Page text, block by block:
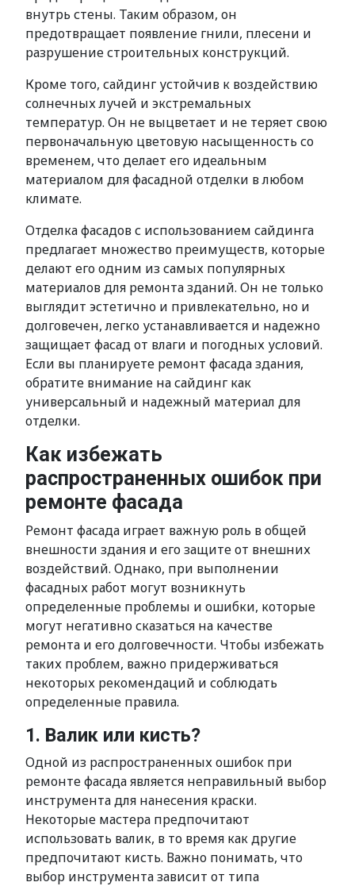
внутрь стены. Таким образом, он
предотвращает появление гнили, плесени и
разрушение строительных конструкций.
Кроме того, сайдинг устойчив к воздействию
солнечных лучей и экстремальных
температур. Он не выцветает и не теряет свою
первоначальную цветовую насыщенность со
временем, что делает его идеальным
материалом для фасадной отделки в любом
климате.
Отделка фасадов с использованием сайдинга
предлагает множество преимуществ, которые
делают его одним из самых популярных
материалов для ремонта зданий. Он не только
выглядит эстетично и привлекательно, но и
долговечен, легко устанавливается и надежно
защищает фасад от влаги и погодных условий.
Если вы планируете ремонт фасада здания,
обратите внимание на сайдинг как
универсальный и надежный материал для
отделки.
Как избежать
распространенных ошибок при
ремонте фасада
Ремонт фасада играет важную роль в общей
внешности здания и его защите от внешних
воздействий. Однако, при выполнении
фасадных работ могут возникнуть
определенные проблемы и ошибки, которые
могут негативно сказаться на качестве
ремонта и его долговечности. Чтобы избежать
таких проблем, важно придерживаться
некоторых рекомендаций и соблюдать
определенные правила.
1. Валик или кисть?
Одной из распространенных ошибок при
ремонте фасада является неправильный выбор
инструмента для нанесения краски.
Некоторые мастера предпочитают
использовать валик, в то время как другие
предпочитают кисть. Важно понимать, что
выбор инструмента зависит от типа